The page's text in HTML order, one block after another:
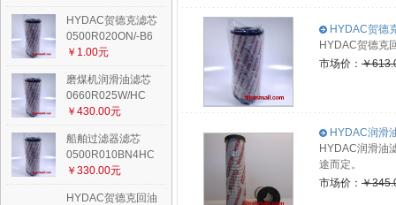
HYDAC贺德克滤芯
0500R020ON/-B6
￥1.00元
磨煤机润滑油滤芯
0660R025W/HC
￥430.00元
船舶过滤器滤芯
0500R010BN4HC
￥330.00元
HYDAC贺德克回油
HYDAC贺德
HYDAC贺德克
市场价： ￥
HYDAC润滑
HYDAC润滑油
途而定。
市场价： ￥